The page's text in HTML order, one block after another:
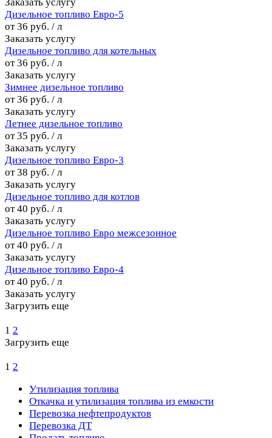
Заказать услугу
Дизельное топливо Евро-5
от 36 руб. / л
Заказать услугу
Дизельное топливо для котельных
от 36 руб. / л
Заказать услугу
Зимнее дизельное топливо
от 36 руб. / л
Заказать услугу
Летнее дизельное топливо
от 35 руб. / л
Заказать услугу
Дизельное топливо Евро-3
от 38 руб. / л
Заказать услугу
Дизельное топливо для котлов
от 40 руб. / л
Заказать услугу
Дизельное топливо Евро межсезонное
от 40 руб. / л
Заказать услугу
Дизельное топливо Евро-4
от 40 руб. / л
Заказать услугу
Загрузить еще
1 2
Загрузить еще
1 2
Утилизация топлива
Откачка и утилизация топлива из емкости
Перевозка нефтепродуктов
Перевозка ДТ